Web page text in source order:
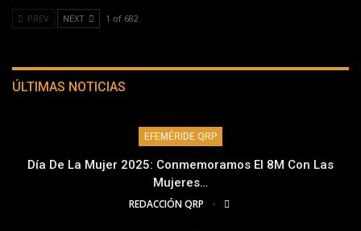
PREV NEXT 1 of 682
ÚLTIMAS NOTICIAS
EFEMÉRIDE QRP
Día De La Mujer 2025: Conmemoramos El 8M Con Las
Mujeres…
REDACCIÓN QRP